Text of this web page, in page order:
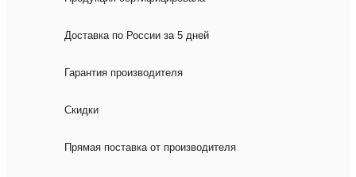
Доставка по России за 5 дней
Гарантия производителя
Скидки
Прямая поставка от производителя